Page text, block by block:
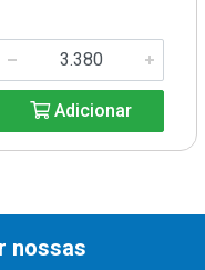
Adicionar
nossas